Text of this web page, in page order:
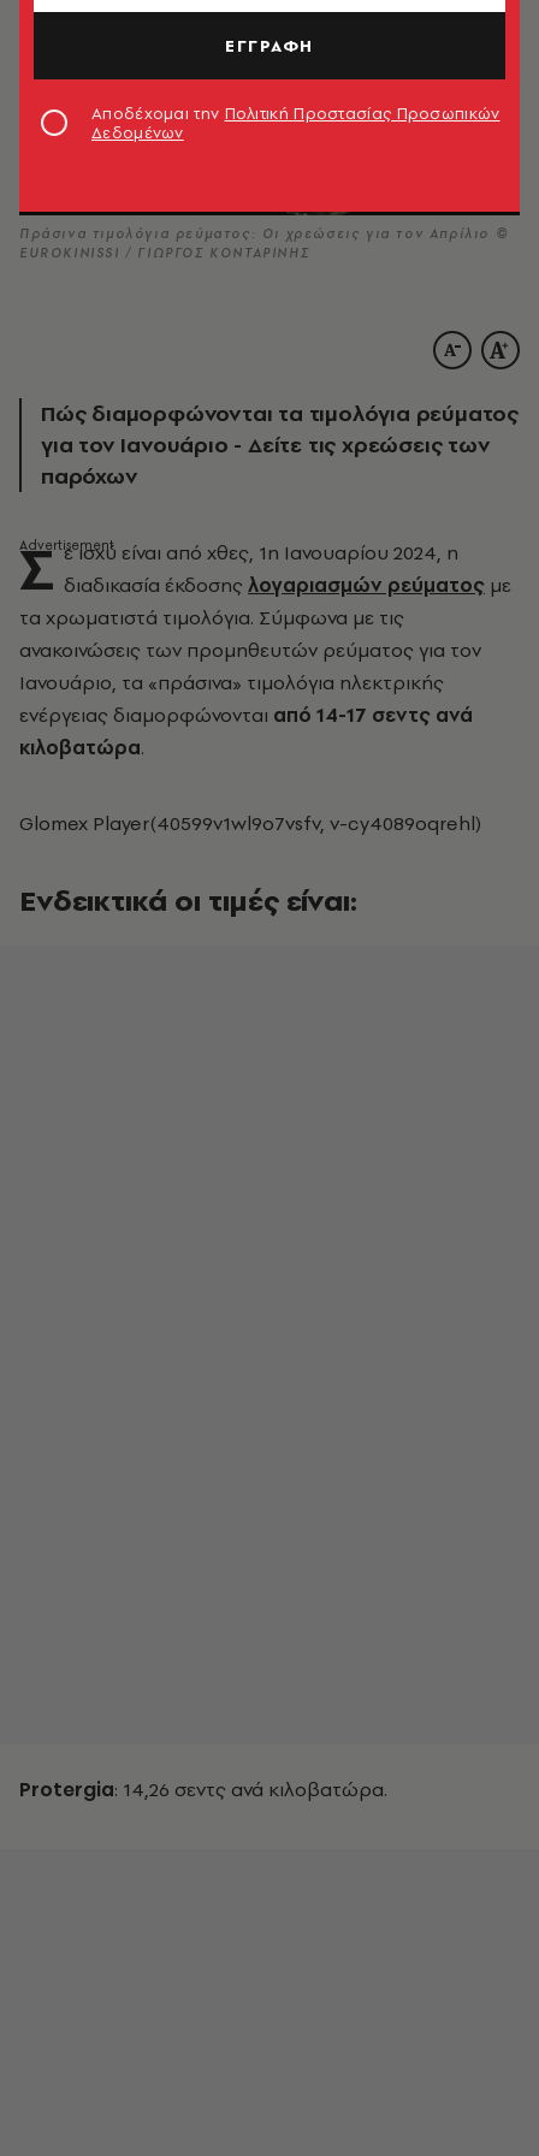
Πράσινα τιμολόγια ρεύματος: Οι χρεώσεις για τον Απρίλιο ©
EUROKINISSI / ΓΙΩΡΓΟΣ KΟΝΤΑΡΙΝΗΣ
Πώς διαμορφώνονται τα τιμολόγια ρεύματος
για τον Ιανουάριο - Δείτε τις χρεώσεις των
παρόχων
Σ ε ισχύ είναι από χθες, 1η Ιανουαρίου 2024, η
διαδικασία έκδοσης λογαριασμών ρεύματος με
τα χρωματιστά τιμολόγια. Σύμφωνα με τις
ανακοινώσεις των προμηθευτών ρεύματος για τον
Ιανουάριο, τα «πράσινα» τιμολόγια ηλεκτρικής
ενέργειας διαμορφώνονται από 14-17 σεντς ανά
κιλοβατώρα.
Glomex Player(40599v1wl9o7vsfv, v-cy4089oqrehl)
Ενδεικτικά οι τιμές είναι:
Protergia: 14,26 σεντς ανά κιλοβατώρα.
ΕΓΓΡΑΦΗ
Αποδέχομαι την Πολιτική Προστασίας Προσωπικών
Δεδομένων